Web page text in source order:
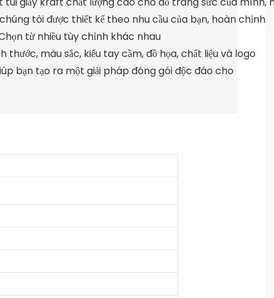
tôi được thiết kế theo nhu cầu của bạn, hoàn chỉnh
từ nhiều tùy chỉnh khác nhau
màu sắc, kiểu tay cầm, đồ họa, chất liệu và logo
bạn tạo ra một giải pháp đóng gói độc đáo cho